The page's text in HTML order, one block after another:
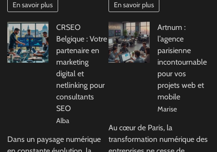
En savoir plus En savoir plus
CRSEO
Belgique : Votre
partenaire en
marketing
digital et
netlinking pour
consultants
SEO
Alba
Dans un paysage numérique
Artnum :
l’agence
parisienne
incontournable
pour vos
projets web et
mobile
Marise
Au cœur de Paris, la
transformation numérique des